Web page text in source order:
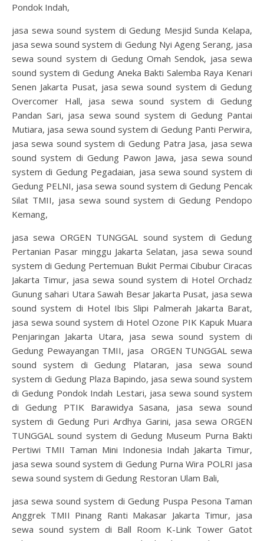
Pondok Indah,
jasa sewa sound system di Gedung Mesjid Sunda Kelapa,
jasa sewa sound system di Gedung Nyi Ageng Serang, jasa
sewa sound system di Gedung Omah Sendok, jasa sewa
sound system di Gedung Aneka Bakti Salemba Raya Kenari
Senen Jakarta Pusat, jasa sewa sound system di Gedung
Overcomer Hall, jasa sewa sound system di Gedung
Pandan Sari, jasa sewa sound system di Gedung Pantai
Mutiara, jasa sewa sound system di Gedung Panti Perwira,
jasa sewa sound system di Gedung Patra Jasa, jasa sewa
sound system di Gedung Pawon Jawa, jasa sewa sound
system di Gedung Pegadaian, jasa sewa sound system di
Gedung PELNI, jasa sewa sound system di Gedung Pencak
Silat TMII, jasa sewa sound system di Gedung Pendopo
Kemang,
jasa sewa ORGEN TUNGGAL sound system di Gedung
Pertanian Pasar minggu Jakarta Selatan, jasa sewa sound
system di Gedung Pertemuan Bukit Permai Cibubur Ciracas
Jakarta Timur, jasa sewa sound system di Hotel Orchadz
Gunung sahari Utara Sawah Besar Jakarta Pusat, jasa sewa
sound system di Hotel Ibis Slipi Palmerah Jakarta Barat,
jasa sewa sound system di Hotel Ozone PIK Kapuk Muara
Penjaringan Jakarta Utara, jasa sewa sound system di
Gedung Pewayangan TMII, jasa ORGEN TUNGGAL sewa
sound system di Gedung Plataran, jasa sewa sound
system di Gedung Plaza Bapindo, jasa sewa sound system
di Gedung Pondok Indah Lestari, jasa sewa sound system
di Gedung PTIK Barawidya Sasana, jasa sewa sound
system di Gedung Puri Ardhya Garini, jasa sewa ORGEN
TUNGGAL sound system di Gedung Museum Purna Bakti
Pertiwi TMII Taman Mini Indonesia Indah Jakarta Timur,
jasa sewa sound system di Gedung Purna Wira POLRI jasa
sewa sound system di Gedung Restoran Ulam Bali,
jasa sewa sound system di Gedung Puspa Pesona Taman
Anggrek TMII Pinang Ranti Makasar Jakarta Timur, jasa
sewa sound system di Ball Room K-Link Tower Gatot